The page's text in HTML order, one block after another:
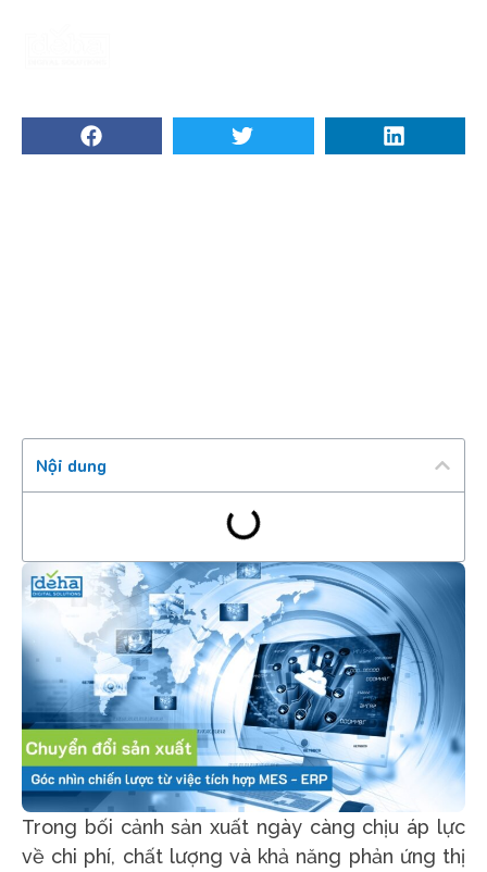
Nội dung
Trong bối cảnh sản xuất ngày càng chịu áp lực
về chi phí, chất lượng và khả năng phản ứng thị